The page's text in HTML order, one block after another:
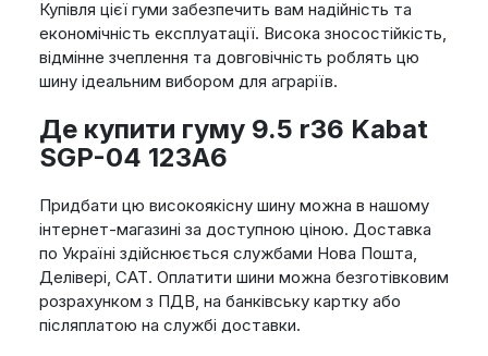
Купівля цієї гуми забезпечить вам надійність та
економічність експлуатації. Висока зносостійкість,
відмінне зчеплення та довговічність роблять цю
шину ідеальним вибором для аграріїв.
Де купити гуму 9.5 r36 Kabat
SGP-04 123A6
Придбати цю високоякісну шину можна в нашому
інтернет-магазині за доступною ціною. Доставка
по Україні здійснюється службами Нова Пошта,
Делівері, САТ. Оплатити шини можна безготівковим
розрахунком з ПДВ, на банківську картку або
післяплатою на службі доставки.